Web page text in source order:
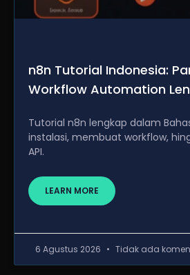
n8n Tutorial Indonesia:
Workflow Automation
Tutorial n8n lengkap dalam
instalasi, membuat workflow,
API.
LEARN MORE
6 Agustus 2026 Tidak ada